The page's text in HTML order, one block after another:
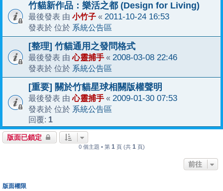
竹貓新作品：樂活之都 (Design for Living)
最後發表 由 小竹子 « 2011-10-24 16:53
發表於 位於 系統公告區
[整理] 竹貓通用之發問格式
最後發表 由心靈捕手 « 2008-03-08 22:46
發表於 位於 系統公告區
[重要] 關於竹貓星球相關版權聲明
最後發表 由心靈捕手 « 2009-01-30 07:53
發表於 位於 系統公告區
回覆: 1
版面已鎖定
0 個主題 • 第 1 頁 (共 1 頁)
前往
版面權限